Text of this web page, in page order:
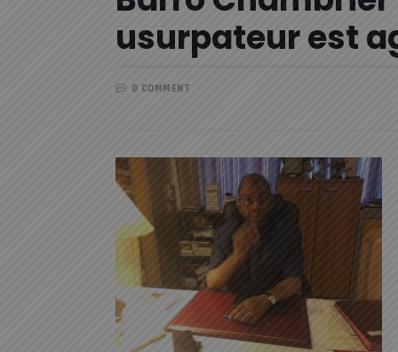
usurpateur est
0 COMMENT